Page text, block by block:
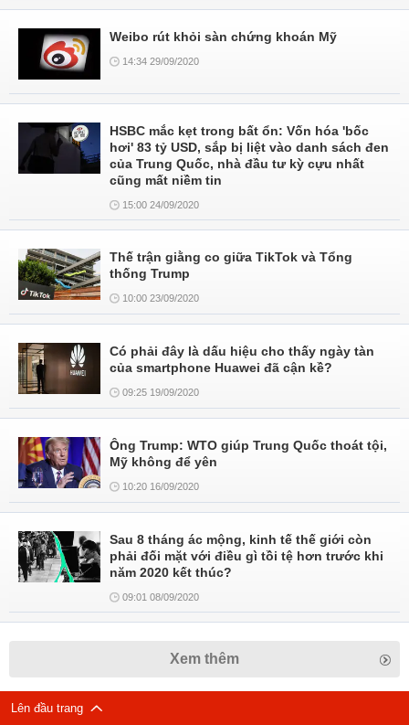
Weibo rút khỏi sàn chứng khoán Mỹ
14:34 29/09/2020
HSBC mắc kẹt trong bất ổn: Vốn hóa 'bốc
hơi' 83 tỷ USD, sắp bị liệt vào danh sách đen
của Trung Quốc, nhà đầu tư kỳ cựu nhất
cũng mất niềm tin
15:00 24/09/2020
Thế trận giằng co giữa TikTok và Tổng
thống Trump
10:00 23/09/2020
Có phải đây là dấu hiệu cho thấy ngày tàn
của smartphone Huawei đã cận kề?
09:25 19/09/2020
Ông Trump: WTO giúp Trung Quốc thoát tội,
Mỹ không để yên
10:20 16/09/2020
Sau 8 tháng ác mộng, kinh tế thế giới còn
phải đối mặt với điều gì tồi tệ hơn trước khi
năm 2020 kết thúc?
09:01 08/09/2020
Xem thêm
Lên đầu trang